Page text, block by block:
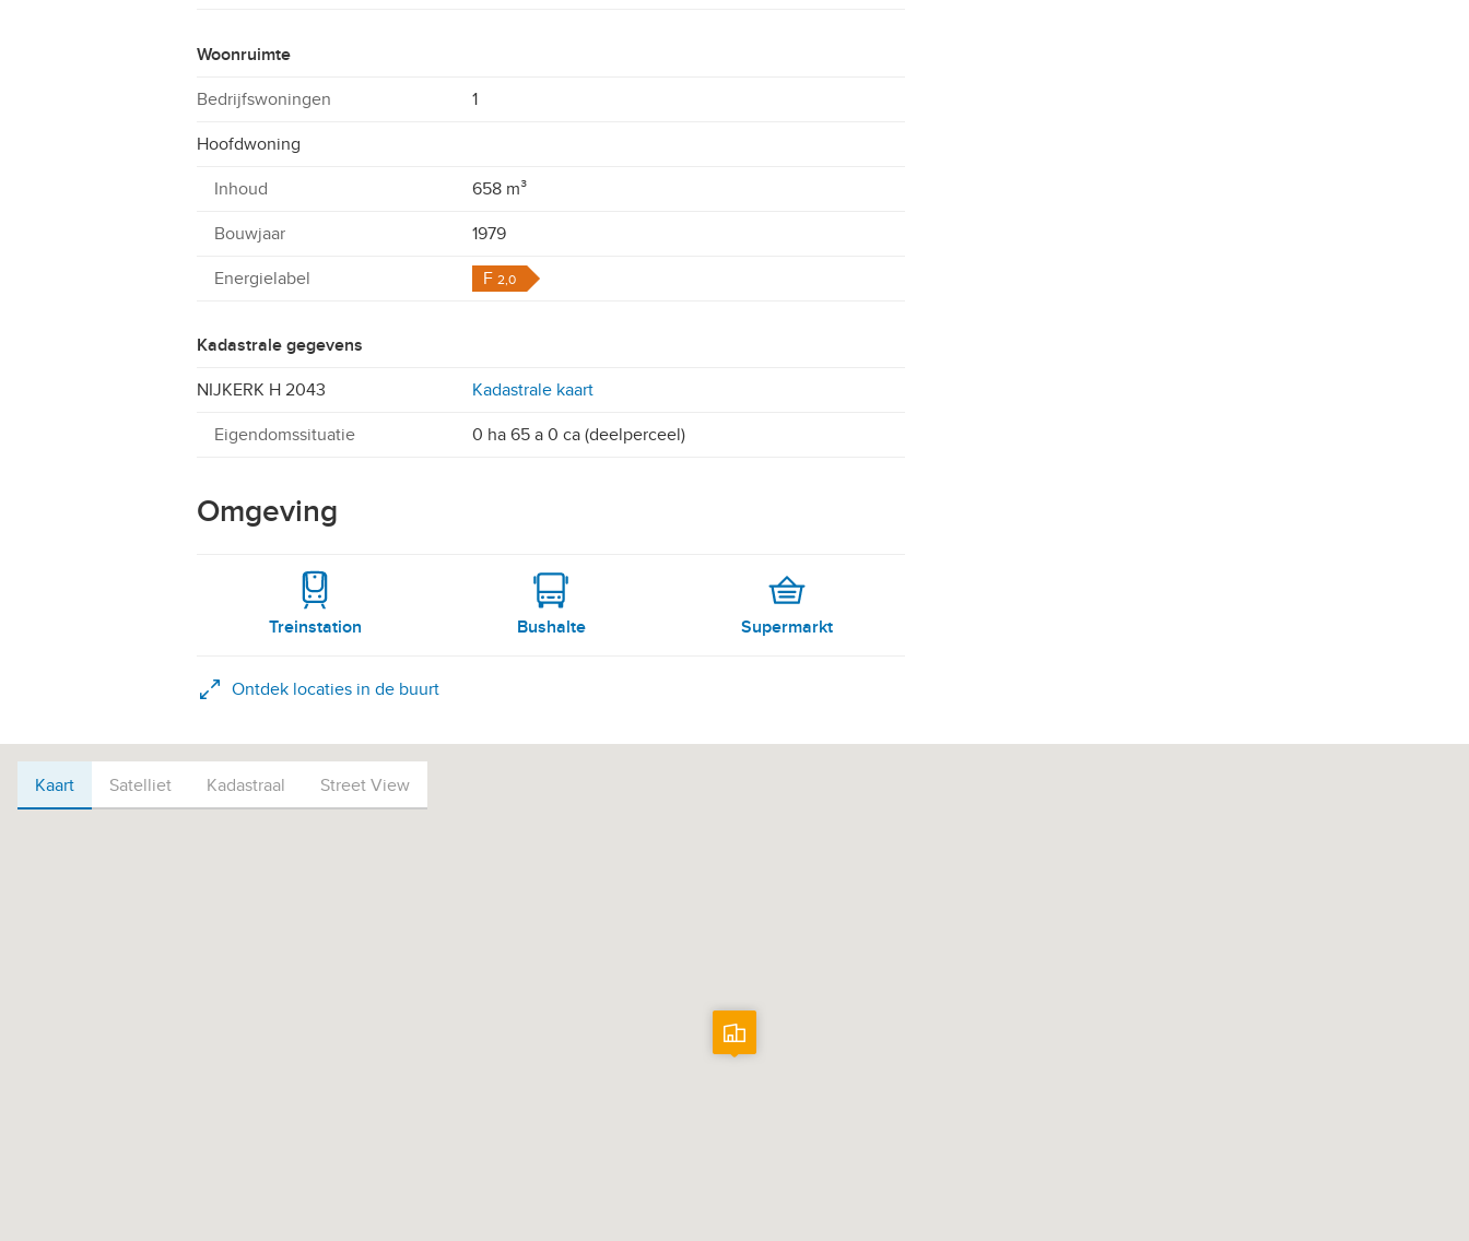
Woonruimte
Bedrijfswoningen 1
Hoofdwoning
Inhoud 658 m³
Bouwjaar 1979
Energielabel F 2,0
Kadastrale gegevens
NIJKERK H 2043 Kadastrale kaart
Eigendomssituatie 0 ha 65 a 0 ca (deelperceel)
Omgeving
Treinstation Bushalte Supermarkt
Ontdek locaties in de buurt
Kaart
Kaart Satelliet Kadastraal Street View